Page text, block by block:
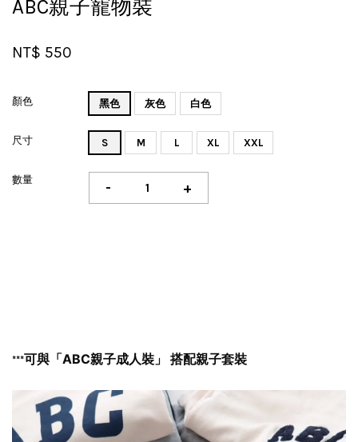
ABC親子寵物裝
NT$ 550
顏色 黑色 灰色 白色
尺寸 S M L XL XXL
數量 - +
***可與「ABC親子成人裝」 搭配親子套裝